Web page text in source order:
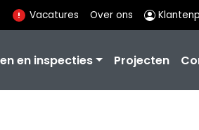
Vacatures Over ons
en inspecties Projecten